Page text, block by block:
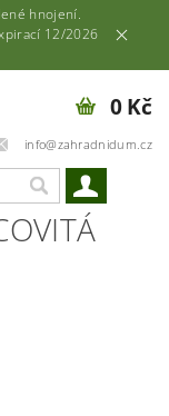
hnojení.
12/2026
info@zahradnidum.cz
0 Kč